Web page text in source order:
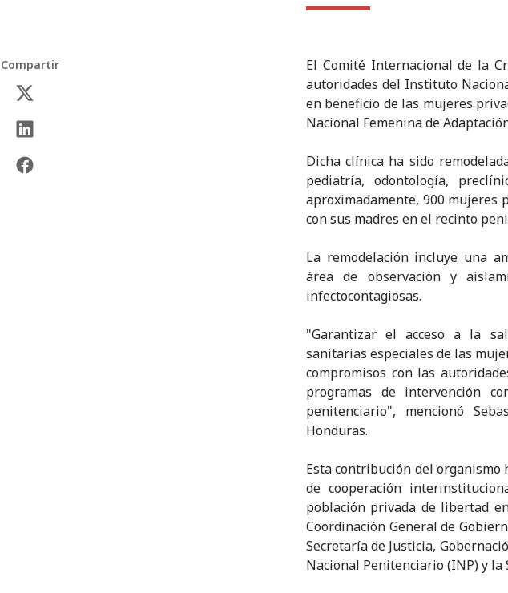
Compartir
El Comité Internacional de la
autoridades del Instituto
en beneficio de las mujeres
Nacional Femenina de
Dicha clínica ha sido
pediatría, odontología,
aproximadamente, 900 mujeres
con sus madres en el recinto
La remodelación incluye una
área de observación y
infectocontagiosas.
"Garantizar el acceso a la
sanitarias especiales de las
compromisos con las
programas de intervención
penitenciario", mencionó
Honduras.
Esta contribución del
de cooperación
población privada de libertad
Coordinación General de
Secretaría de Justicia,
Nacional Penitenciario (INP) y la